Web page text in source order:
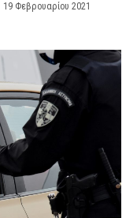
19 Φεβρουαρίου 2021